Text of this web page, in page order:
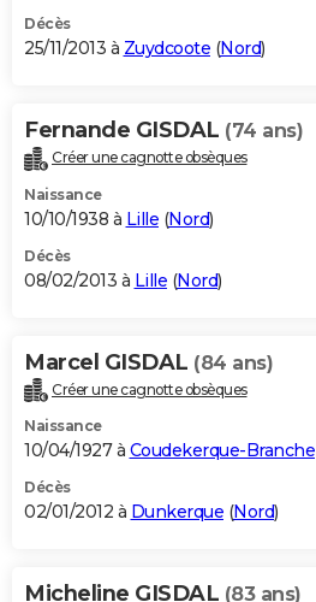
Décès
25/11/2013 à Zuydcoote (Nord)
Fernande GISDAL (74 ans)
Créer une cagnotte obsèques
Naissance
10/10/1938 à Lille (Nord)
Décès
08/02/2013 à Lille (Nord)
Marcel GISDAL (84 ans)
Créer une cagnotte obsèques
Naissance
10/04/1927 à Coudekerque-Branche
Décès
02/01/2012 à Dunkerque (Nord)
Micheline GISDAL (83 ans)